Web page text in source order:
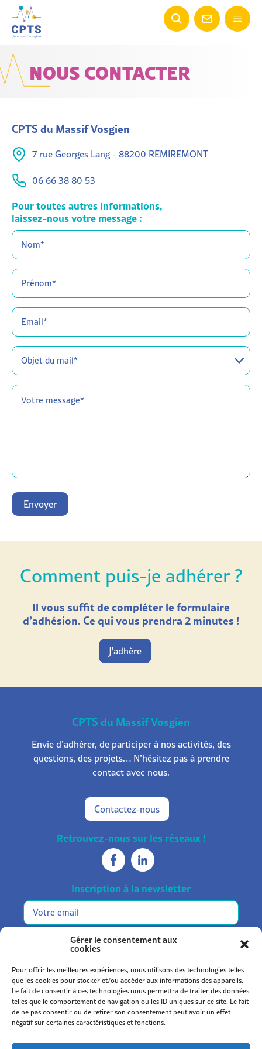
Gérer le consentement aux
cookies
Pour offrir les meilleures expériences, nous utilisons des technologies telles
que les cookies pour stocker et/ou accéder aux informations des appareils.
Le fait de consentir à ces technologies nous permettra de traiter des données
telles que le comportement de navigation ou les ID uniques sur ce site. Le fait
de ne pas consentir ou de retirer son consentement peut avoir un effet
négatif sur certaines caractéristiques et fonctions.
NOUS CONTACTER
CPTS du Massif Vosgien
7 rue Georges Lang - 88200 REMIREMONT
06 66 38 80 53
Pour toutes autres informations,
laissez-nous votre message :
Nom*
(Nécessaire)
Prénom*
(Nécessaire)
Email
Objet
du
mail
Message
Envoyer
Comment puis-je adhérer ?
Il vous suffit de compléter le formulaire
d’adhésion. Ce qui vous prendra 2 minutes !
J'adhère
CPTS du Massif Vosgien
Envie d’adhérer, de participer à nos activités, des
questions, des projets… N’hésitez pas à prendre
contact avec nous.
Contactez-nous
Retrouvez-nous sur les réseaux !
Inscription à la newsletter
E-
mail
m'inscrire
Statuts et règlement